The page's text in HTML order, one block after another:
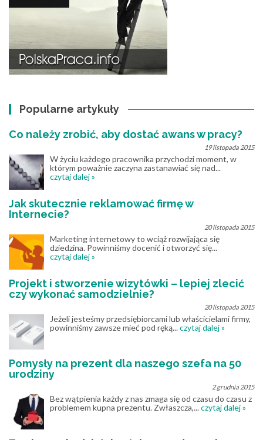
Popularne artykuły
Co należy zrobić, aby dostać awans w pracy?
19 listopada 2015
W życiu każdego pracownika przychodzi moment, w
którym poważnie zaczyna zastanawiać się nad...
czytaj dalej »
Jak skutecznie reklamować firmę w
Internecie?
20 listopada 2015
Marketing internetowy to wciąż rozwijająca się
dziedzina. Powinniśmy docenić i otworzyć się...
czytaj dalej »
Projekt i stworzenie wizytówki – lepiej zlecić
czy wykonać samodzielnie?
20 listopada 2015
Jeżeli jesteśmy przedsiębiorcami lub właścicielami firmy,
powinniśmy zawsze mieć pod ręką...czytaj dalej »
Pomysły na prezent dla naszego szefa na 50
urodziny
2 grudnia 2015
Bez wątpienia każdy z nas zmaga się od czasu do czasu z
problemem kupna prezentu. Zwłaszcza,...czytaj dalej »